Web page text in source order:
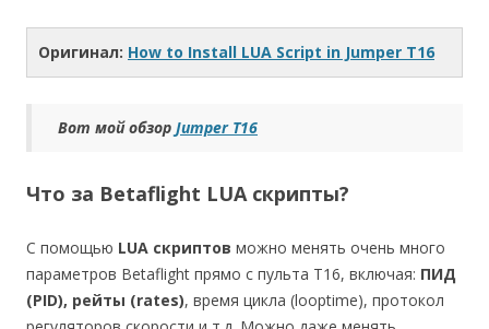
Оригинал: How to Install LUA Script in Jumper T16
Вот мой обзор Jumper T16
Что за Betaflight LUA скрипты?
С помощью LUA скриптов можно менять очень много
параметров Betaflight прямо с пульта T16, включая: ПИД
(PID), рейты (rates), время цикла (looptime), протокол